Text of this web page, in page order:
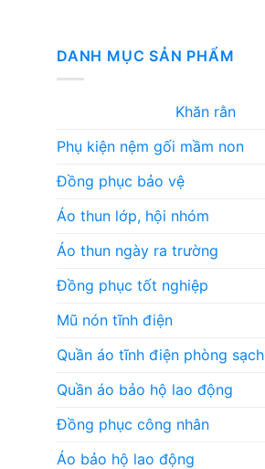
DANH MỤC SẢN PHẨM
Khăn rằn
Phụ kiện nệm gối mầm non
Đồng phục bảo vệ
Áo thun lớp, hội nhóm
Áo thun ngày ra trường
Đồng phục tốt nghiệp
Mũ nón tĩnh điện
Quần áo tĩnh điện phòng sạch
Quần áo bảo hộ lao động
Đồng phục công nhân
Áo bảo hộ lao động